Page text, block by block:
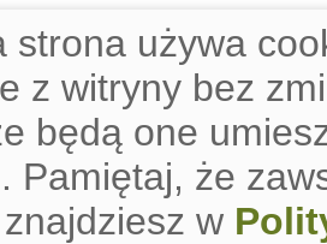
strona używa
z witryny bez
będą one
Pamiętaj, że
znajdziesz w